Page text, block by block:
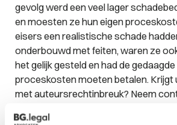
gevolg werd een veel lager
en moesten ze hun eigen
eisers een realistische schade
onderbouwd met feiten, waren ze
het gelijk gesteld en had de gedaagde
proceskosten moeten betalen. Krijgt
met auteursrechtinbreuk? Neem